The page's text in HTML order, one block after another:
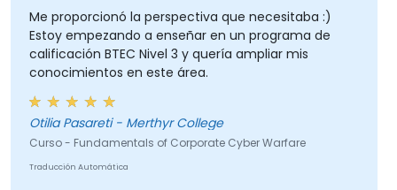
Me proporcionó la perspectiva que necesitaba :)
Estoy empezando a enseñar en un programa de
calificación BTEC Nivel 3 y quería ampliar mis
conocimientos en este área.
Otilia Pasareti - Merthyr College
Curso - Fundamentals of Corporate Cyber Warfare
Traducción Automática